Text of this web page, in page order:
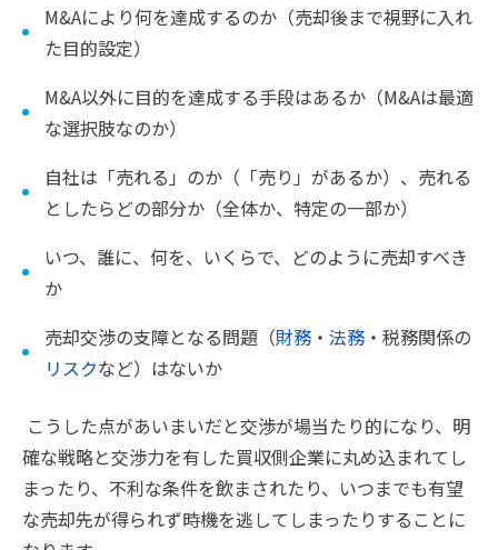
M&Aにより何を達成するのか（売却後まで視野に入れ
た目的設定）
M&A以外に目的を達成する手段はあるか（M&Aは最適
な選択肢なのか）
自社は「売れる」のか（「売り」があるか）、売れる
としたらどの部分か（全体か、特定の一部か）
いつ、誰に、何を、いくらで、どのように売却すべき
か
売却交渉の支障となる問題（財務 ・ 法務 ・税務関係の
リスクなど）はないか
こうした点があいまいだと交渉が場当たり的になり、明
確な戦略と交渉力を有した買収側企業に丸め込まれてし
まったり、不利な条件を飲まされたり、いつまでも有望
な売却先が得られず時機を逃してしまったりすることに